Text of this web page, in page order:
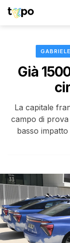
Già
La capitale
campo di
basso